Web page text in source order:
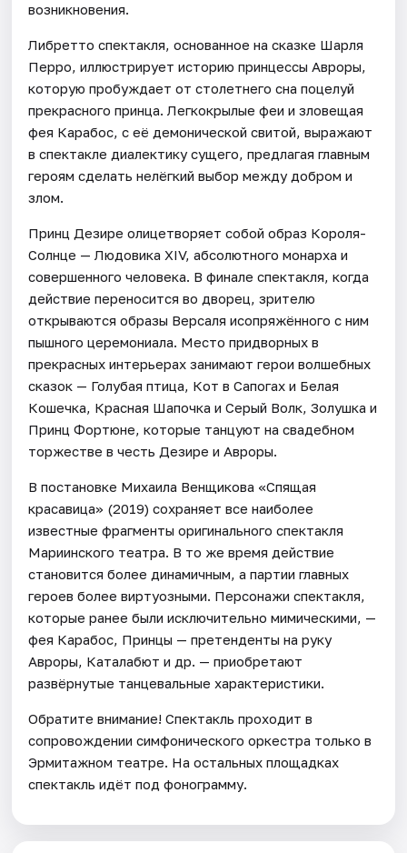
возникновения.
Либретто спектакля, основанное на сказке Шарля
Перро, иллюстрирует историю принцессы Авроры,
которую пробуждает от столетнего сна поцелуй
прекрасного принца. Легкокрылые феи и зловещая
фея Карабос, с её демонической свитой, выражают
в спектакле диалектику сущего, предлагая главным
героям сделать нелёгкий выбор между добром и
злом.
Принц Дезире олицетворяет собой образ Короля-
Солнце — Людовика XIV, абсолютного монарха и
совершенного человека. В финале спектакля, когда
действие переносится во дворец, зрителю
открываются образы Версаля исопряжённого с ним
пышного церемониала. Место придворных в
прекрасных интерьерах занимают герои волшебных
сказок — Голубая птица, Кот в Сапогах и Белая
Кошечка, Красная Шапочка и Серый Волк, Золушка и
Принц Фортюне, которые танцуют на свадебном
торжестве в честь Дезире и Авроры.
В постановке Михаила Венщикова «Спящая
красавица» (2019) сохраняет все наиболее
известные фрагменты оригинального спектакля
Мариинского театра. В то же время действие
становится более динамичным, а партии главных
героев более виртуозными. Персонажи спектакля,
которые ранее были исключительно мимическими, —
фея Карабос, Принцы — претенденты на руку
Авроры, Каталабют и др. — приобретают
развёрнутые танцевальные характеристики.
Обратите внимание! Спектакль проходит в
сопровождении симфонического оркестра только в
Эрмитажном театре. На остальных площадках
спектакль идёт под фонограмму.